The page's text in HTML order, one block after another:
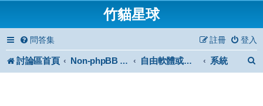
竹貓星球
問答集 登入
註冊
討論區首頁 Non-phpBB specific 自由軟體或免費軟體 系統